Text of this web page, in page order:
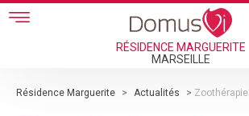
Skip to main content
RÉSIDENCE MARGUERITE
MARSEILLE
Résidence Marguerite > Actualités > Zoothérapie